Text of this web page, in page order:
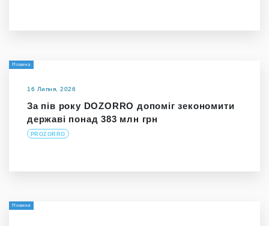
Новина
16 Липня, 2026
За пів року DOZORRO допоміг зекономити
державі понад 383 млн грн
PROZORRO
Новини